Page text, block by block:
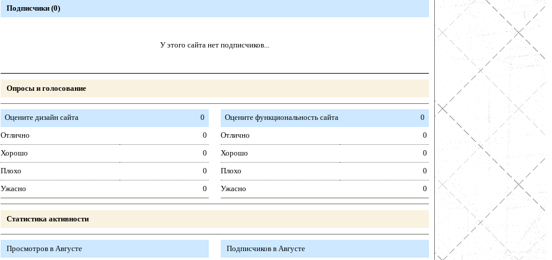
Подписчики (0)
У этого сайта нет подписчиков...
Опросы и голосование
Оцените дизайн сайта
0
Отлично
0
Хорошо
0
Плохо
0
Ужасно
0
Оцените функциональность сайта
0
Отлично
0
Хорошо
0
Плохо
0
Ужасно
0
Статистика активности
Просмотров в Августе Подписчиков в Августе